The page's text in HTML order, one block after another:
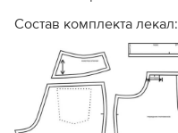
Состав комплекта лекал: